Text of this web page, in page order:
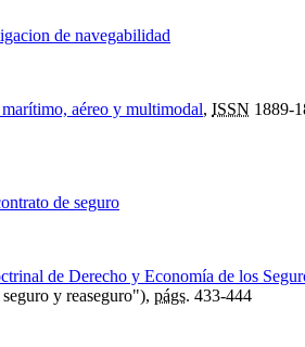
de navegabilidad
aéreo y multimodal, ISSN 1889-
de seguro
de Derecho y Economía de los
y reaseguro"), págs. 433-444